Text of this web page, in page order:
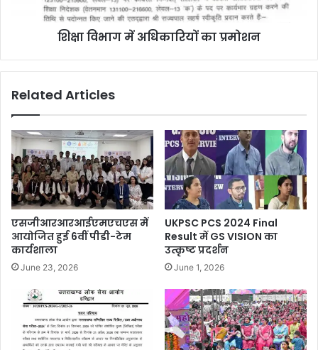
शिक्षा विभाग में अधिकारियों का प्रमोशन
Related Articles
एसजीआरआरआईएमएचएस में
आयोजित हुई 6वीं पीडी-टेम
कार्यशाला
June 23, 2026
UKPSC PCS 2024 Final
Result में GS VISION का
उत्कृष्ट प्रदर्शन
June 1, 2026